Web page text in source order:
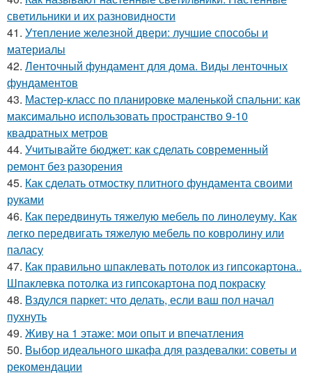
светильники и их разновидности
41. Утепление железной двери: лучшие способы и
материалы
42. Ленточный фундамент для дома. Виды ленточных
фундаментов
43. Мастер-класс по планировке маленькой спальни: как
максимально использовать пространство 9-10
квадратных метров
44. Учитывайте бюджет: как сделать современный
ремонт без разорения
45. Как сделать отмостку плитного фундамента своими
руками
46. Как передвинуть тяжелую мебель по линолеуму. Как
легко передвигать тяжелую мебель по ковролину или
паласу
47. Как правильно шпаклевать потолок из гипсокартона..
Шпаклевка потолка из гипсокартона под покраску
48. Вздулся паркет: что делать, если ваш пол начал
пухнуть
49. Живу на 1 этаже: мои опыт и впечатления
50. Выбор идеального шкафа для раздевалки: советы и
рекомендации